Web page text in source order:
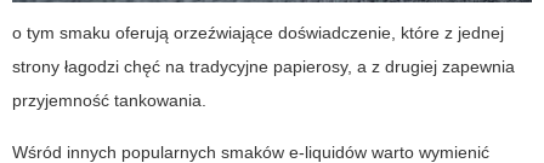
o tym smaku oferują orzeźwiające doświadczenie, które z jednej
strony łagodzi chęć na tradycyjne papierosy, a z drugiej zapewnia
przyjemność tankowania.
Wśród innych popularnych smaków e-liquidów warto wymienić